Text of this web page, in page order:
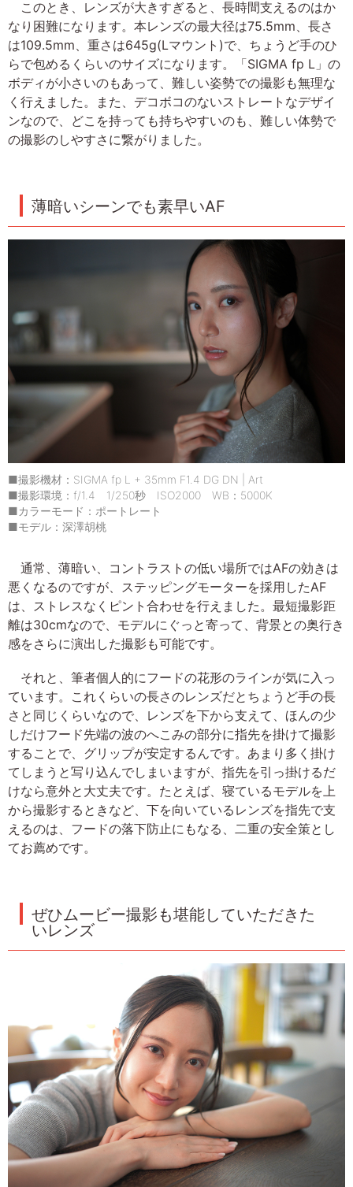
このとき、レンズが大きすぎると、長時間支えるのはか
なり困難になります。本レンズの最大径は75.5mm、長さ
は109.5mm、重さは645g(Lマウント)で、ちょうど手のひ
らで包めるくらいのサイズになります。「SIGMA fp L」の
ボディが小さいのもあって、難しい姿勢での撮影も無理な
く行えました。また、デコボコのないストレートなデザイ
ンなので、どこを持っても持ちやすいのも、難しい体勢で
の撮影のしやすさに繋がりました。
薄暗いシーンでも素早いAF
■撮影機材：SIGMA fp L + 35mm F1.4 DG DN | Art
■撮影環境：f/1.4 1/250秒 ISO2000 WB：5000K
■カラーモード：ポートレート
■モデル：深澤胡桃
通常、薄暗い、コントラストの低い場所ではAFの効きは
悪くなるのですが、ステッピングモーターを採用したAF
は、ストレスなくピント合わせを行えました。最短撮影距
離は30cmなので、モデルにぐっと寄って、背景との奥行き
感をさらに演出した撮影も可能です。
それと、筆者個人的にフードの花形のラインが気に入っ
ています。これくらいの長さのレンズだとちょうど手の長
さと同じくらいなので、レンズを下から支えて、ほんの少
しだけフード先端の波のへこみの部分に指先を掛けて撮影
することで、グリップが安定するんです。あまり多く掛け
てしまうと写り込んでしまいますが、指先を引っ掛けるだ
けなら意外と大丈夫です。たとえば、寝ているモデルを上
から撮影するときなど、下を向いているレンズを指先で支
えるのは、フードの落下防止にもなる、二重の安全策とし
てお薦めです。
ぜひムービー撮影も堪能していただきた
いレンズ